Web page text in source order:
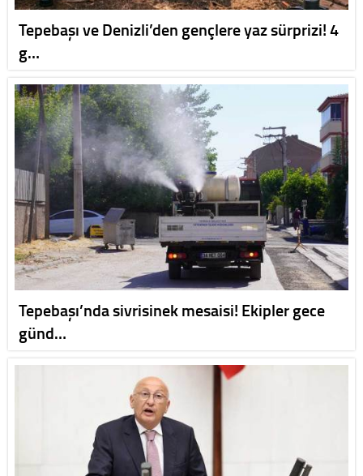
Tepebaşı ve Denizli’den gençlere yaz sürprizi! 4
g…
Tepebaşı’nda sivrisinek mesaisi! Ekipler gece
günd…